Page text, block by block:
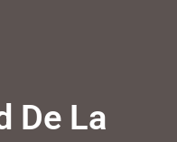
De La